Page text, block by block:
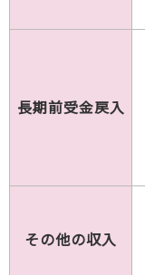
長期前受金戻入
その他の収入